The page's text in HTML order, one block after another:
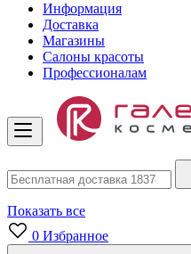
Информация
Доставка
Магазины
Салоны красоты
Профессионалам
Показать все
0 Избранное